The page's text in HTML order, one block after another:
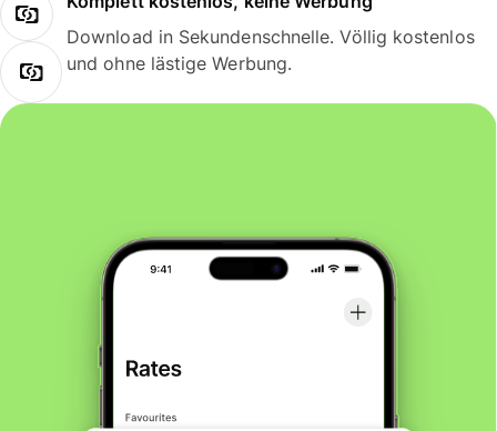
Download in Sekundenschnelle. Völlig kostenlos
und ohne lästige Werbung.